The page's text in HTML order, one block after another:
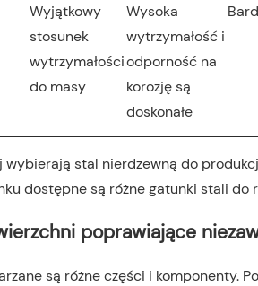
Wyjątkowy
stosunek
wytrzymałości
do masy
Wysoka
wytrzymałość i
odporność na
korozję są
doskonałe
stal nierdzewną do
dostępne są różne gatunki stali do
poprawiające
są różne części i komponenty.